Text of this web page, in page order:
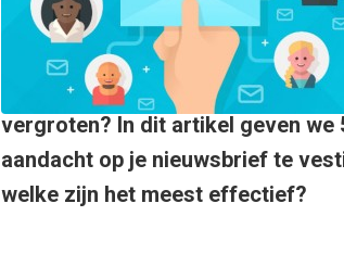
vergroten? In dit artikel geven
aandacht op je nieuwsbrief te
welke zijn het meest effectief?